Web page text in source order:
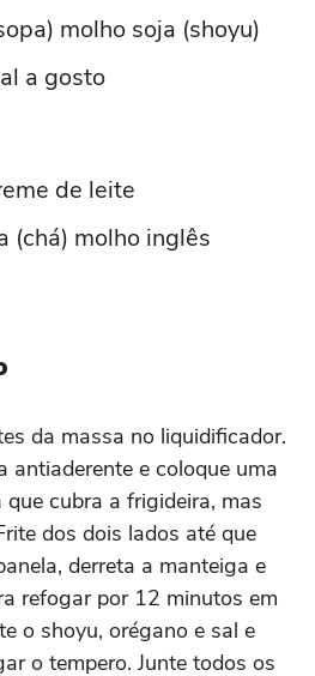
molho soja (shoyu)
a gosto
de leite
(chá) molho inglês
da massa no liquidificador.
antiaderente e coloque uma
cubra a frigideira, mas
dos dois lados até que
derreta a manteiga e
refogar por 12 minutos em
o shoyu, orégano e sal e
o tempero. Junte todos os